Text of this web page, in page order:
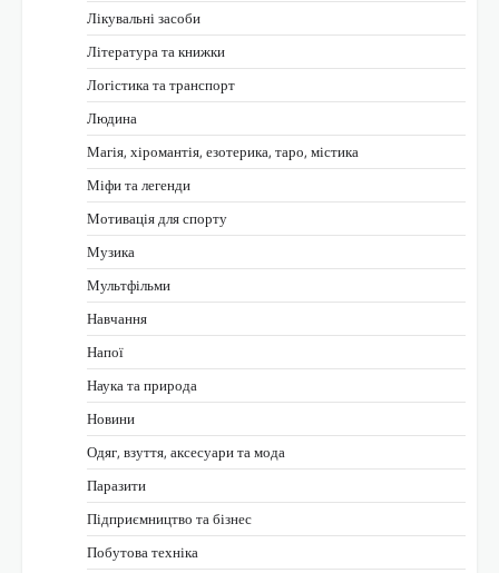
Лікувальні засоби
Література та книжки
Логістика та транспорт
Людина
Магія, хіромантія, езотерика, таро, містика
Міфи та легенди
Мотивація для спорту
Музика
Мультфільми
Навчання
Напої
Наука та природа
Новини
Одяг, взуття, аксесуари та мода
Паразити
Підприємництво та бізнес
Побутова техніка